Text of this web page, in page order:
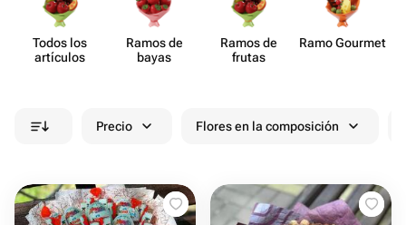
Todos los
artículos
Ramos de
bayas
Ramos de
frutas
Ramo Gourmet
Precio Flores en la composición